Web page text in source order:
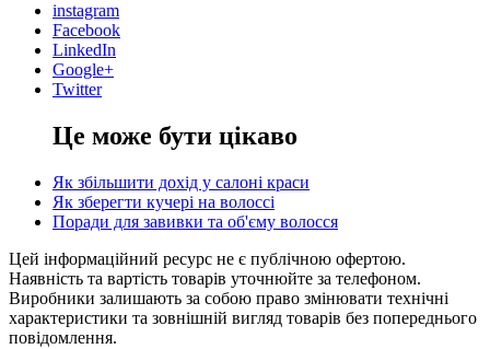
instagram
Facebook
LinkedIn
Google+
Twitter
Це може бути цікаво
Як збільшити дохід у салоні краси
Як зберегти кучері на волоссі
Поради для завивки та об'єму волосся
Цей інформаційний ресурс не є публічною офертою.
Наявність та вартість товарів уточнюйте за телефоном.
Виробники залишають за собою право змінювати технічні
характеристики та зовнішній вигляд товарів без попереднього
повідомлення.